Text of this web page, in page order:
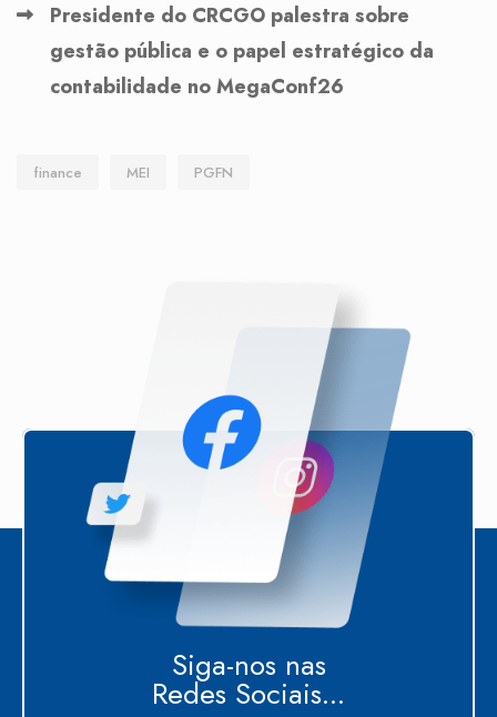
Presidente do CRCGO palestra sobre
gestão pública e o papel estratégico da
contabilidade no MegaConf26
finance MEI PGFN
Siga-nos nas
Redes Sociais...